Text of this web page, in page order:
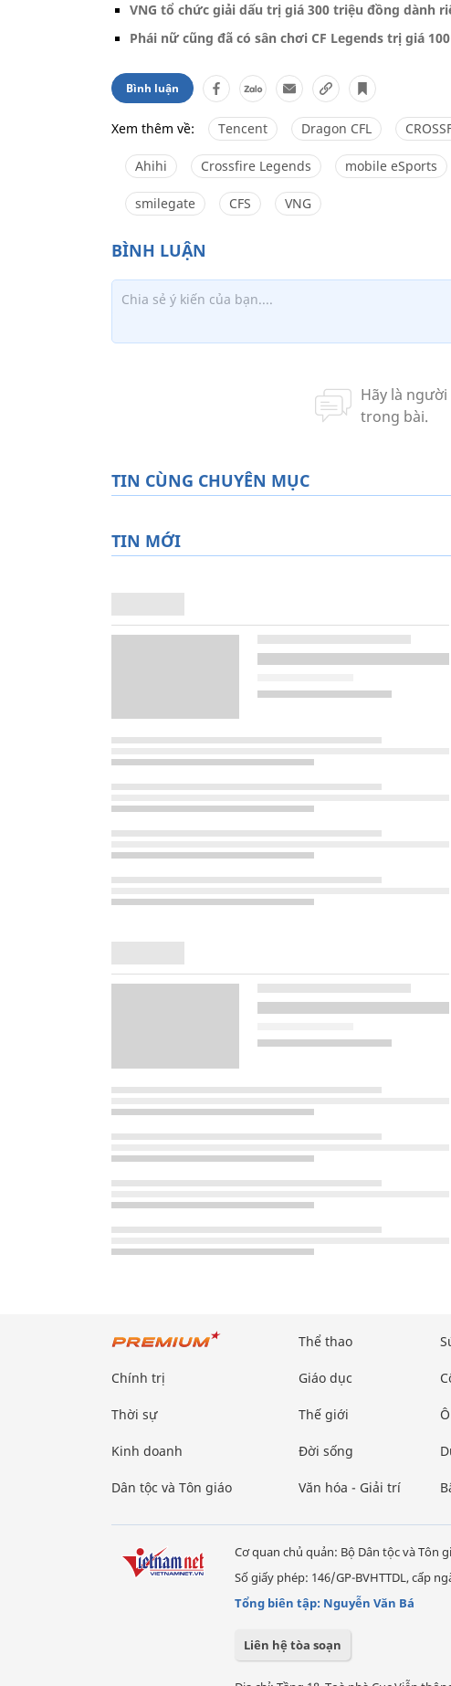
VNG tổ chức giải dấu trị giá 300 triệu đồng dành
Phái nữ cũng đã có sân chơi CF Legends trị giá
Bình luận
Xem thêm về: Tencent Dragon CFL
Ahihi Crossfire Legends mobile eSports
smilegate CFS VNG
TIN CÙNG CHUYÊN MỤC
TIN MỚI
Chính trị
Thời sự
Kinh doanh
Dân tộc và Tôn giáo
Thể thao
Giáo dục
Thế giới
Đời sống
Văn hóa - Giải trí
Cơ quan chủ quản: Bộ Dân tộc và Tôn
Số giấy phép: 146/GP-BVHTTDL, cấp
Tổng biên tập: Nguyễn Văn Bá
Liên hệ tòa soạn